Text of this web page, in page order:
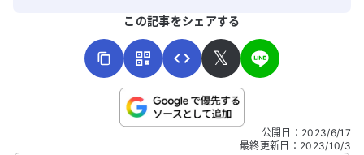
よろしくお願いします。
こちらは送信専用のフォームです。氏名やご自身の病気の詳細な
この記事をシェアする
𝕏
公開日 ： 2023/6/17
最終更新日 ： 2023/10/3